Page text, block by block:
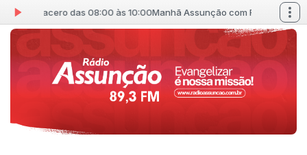
Bracero das 08:00 às 10:00Manhã Assunção com Rosana